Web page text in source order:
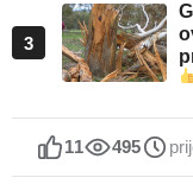
3
11 495